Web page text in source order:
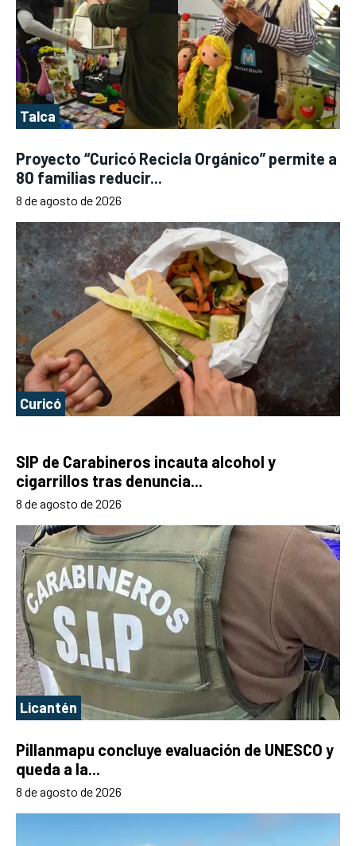
Talca
Proyecto “Curicó Recicla Orgánico” permite a
80 familias reducir...
8 de agosto de 2026
Curicó
SIP de Carabineros incauta alcohol y
cigarrillos tras denuncia...
8 de agosto de 2026
Licantén
Pillanmapu concluye evaluación de UNESCO y
queda a la...
8 de agosto de 2026